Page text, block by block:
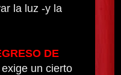
la luz -y la
DE
un cierto